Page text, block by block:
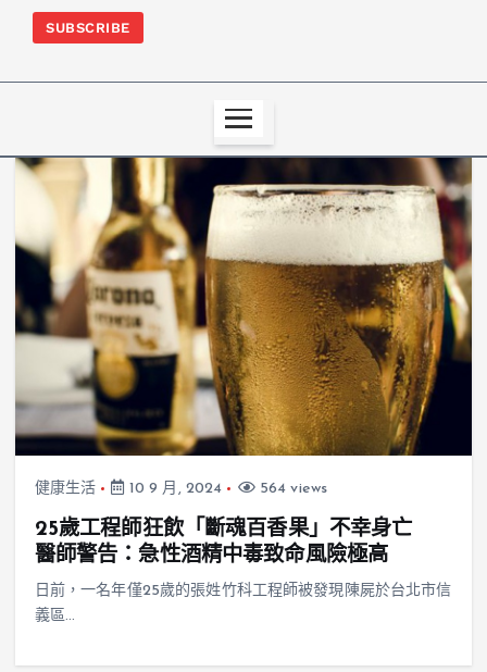
SUBSCRIBE
健康生活 10 9 月, 2024 564 views
25歲工程師狂飲「斷魂百香果」不幸身亡
醫師警告：急性酒精中毒致命風險極高
日前，一名年僅25歲的張姓竹科工程師被發現陳屍於台北市信
義區…